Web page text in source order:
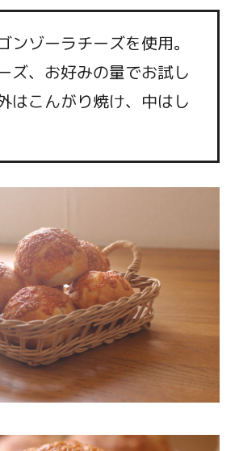
ンゾーラチーズを使用。
ズ、お好みの量でお試し
はこんがり焼け、中はし